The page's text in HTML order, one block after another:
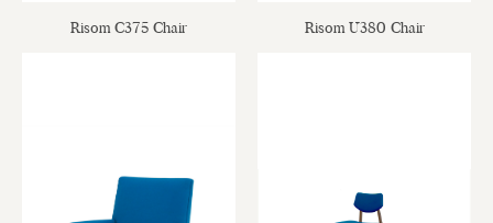
Risom C375 Chair Risom U380 Chair